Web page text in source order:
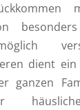
besonders
dient ein
ganzen